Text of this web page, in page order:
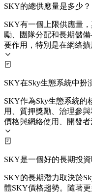
SKY的總供應量是多少？
SKY有一個上限供應量
勵、團隊分配和長期儲
要作用，特別是在網絡
SKY在Sky生態系統中扮
SKY作為Sky生態系統的
用、質押獎勵、治理參
價格與網絡使用、開發
SKY是一個好的長期投資
SKY的長期潛力取決於
體SKY價格趨勢。隨著